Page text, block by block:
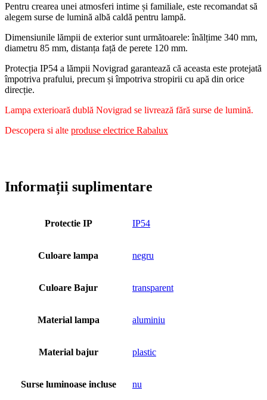
Pentru crearea unei atmosferi intime și familiale, este recomandat să
alegem surse de lumină albă caldă pentru lampă.
Dimensiunile lămpii de exterior sunt următoarele: înălțime 340 mm,
diametru 85 mm, distanța față de perete 120 mm.
Protecția IP54 a lămpii Novigrad garantează că aceasta este protejată
împotriva prafului, precum și împotriva stropirii cu apă din orice
direcție.
Lampa exterioară dublă Novigrad se livrează fără surse de lumină.
Descopera si alte produse electrice Rabalux
Informații suplimentare
Protectie IP IP54
Culoare lampa negru
Culoare Bajur transparent
Material lampa aluminiu
Material bajur plastic
Surse luminoase incluse nu